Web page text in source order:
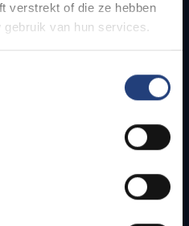
verstrekt of die ze hebben
van hun services.